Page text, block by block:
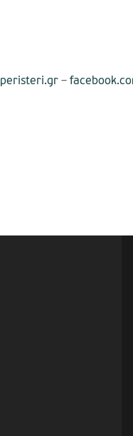
peristeri.gr –